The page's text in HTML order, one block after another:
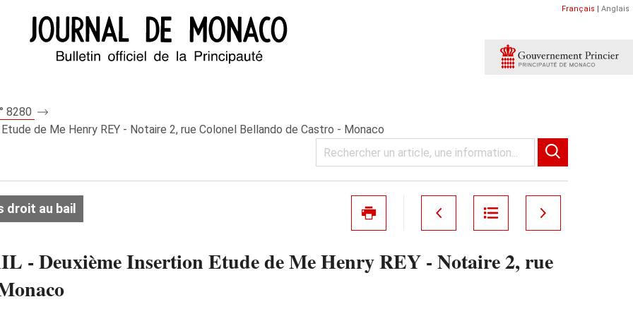
Français | Anglais
8280
de Me Henry REY - Notaire 2, rue Colonel Bellando de Castro - Monaco
droit au bail
- Deuxième Insertion Etude de Me Henry REY - Notaire 2, rue